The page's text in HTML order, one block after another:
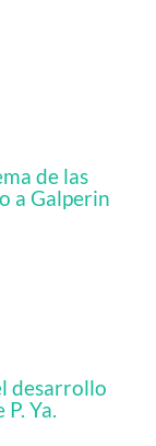
de las
a Galperin
desarrollo
Ya.